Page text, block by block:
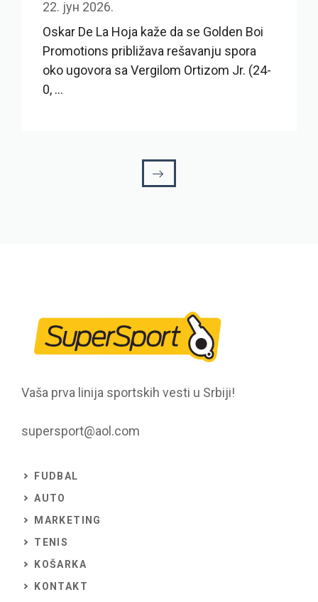
22. јун 2026.
Oskar De La Hoja kaže da se Golden Boi
Promotions približava rešavanju spora
oko ugovora sa Vergilom Ortizom Jr. (24-
0, ...
Vaša prva linija sportskih vesti u Srbiji!
supersport@aol.com
FUDBAL
AUTO
MARKETING
TENIS
KOŠARKA
KONTAKT